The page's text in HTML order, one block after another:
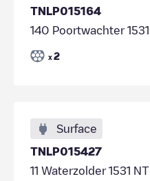
TNLP015164
140 Poortwachter 1531
x 2
Surface
TNLP015427
11 Waterzolder 1531 NT